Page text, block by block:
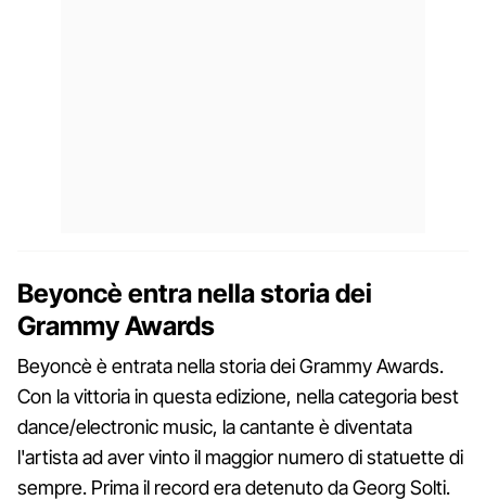
Beyoncè entra nella storia dei
Grammy Awards
Beyoncè è entrata nella storia dei Grammy Awards.
Con la vittoria in questa edizione, nella categoria best
dance/electronic music, la cantante è diventata
l'artista ad aver vinto il maggior numero di statuette di
sempre. Prima il record era detenuto da Georg Solti.